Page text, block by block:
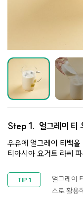
Step 1. 얼그레이 티
우유에 얼그레이 티백을
티아시아 요거트 라씨
얼그레이
스로 활용